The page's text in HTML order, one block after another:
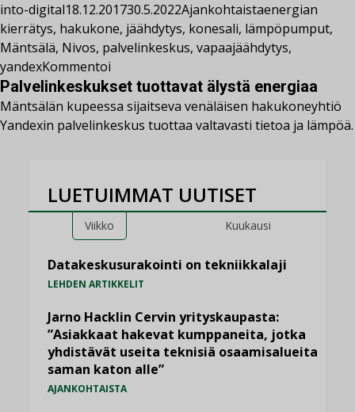
into-digital18.12.201730.5.2022Ajankohtaistaenergian
kierrätys, hakukone, jäähdytys, konesali, lämpöpumput,
Mäntsälä, Nivos, palvelinkeskus, vapaajäähdytys,
yandexKommentoi
Palvelinkeskukset tuottavat älystä energiaa
Mäntsälän kupeessa sijaitseva venäläisen hakukoneyhtiö
Yandexin palvelinkeskus tuottaa valtavasti tietoa ja lämpöä.
LUETUIMMAT UUTISET
Viikko Kuukausi
Datakeskusurakointi on tekniikkalaji
LEHDEN ARTIKKELIT
Jarno Hacklin Cervin yrityskaupasta:
”Asiakkaat hakevat kumppaneita, jotka
yhdistävät useita teknisiä osaamisalueita
saman katon alle”
AJANKOHTAISTA